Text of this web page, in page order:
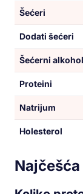
Šećeri
Dodati šećeri
Šećerni
Proteini
Natrijum
Holesterol